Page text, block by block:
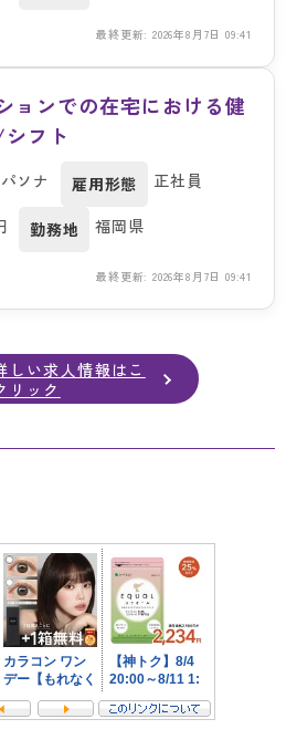
最終更新: 2026年8月7日 09:41
ョンでの在宅における健
フト
ソナ 雇用形態 正社員
勤務地 福岡県
最終更新: 2026年8月7日 09:41
しい求人情報はこ
リック